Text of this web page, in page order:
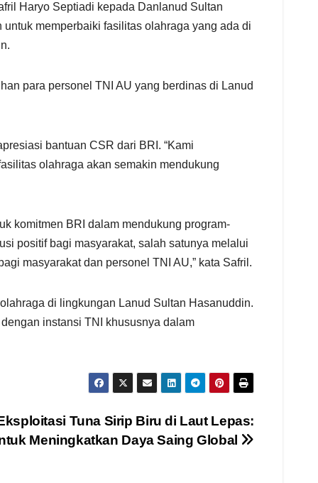
Haryo Septiadi kepada Danlanud Sultan
memperbaiki fasilitas olahraga yang ada di
para personel TNI AU yang berdinas di Lanud
bantuan CSR dari BRI. “Kami
olahraga akan semakin mendukung
komitmen BRI dalam mendukung program-
positif bagi masyarakat, salah satunya melalui
masyarakat dan personel TNI AU,” kata Safril.
di lingkungan Lanud Sultan Hasanuddin.
instansi TNI khususnya dalam
Tuna Sirip Biru di Laut Lepas:
Meningkatkan Daya Saing Global